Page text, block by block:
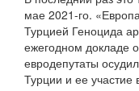
мае 2021-го.
Турцией Геноцида
ежегодном докладе
евродепутаты
Турции и ее